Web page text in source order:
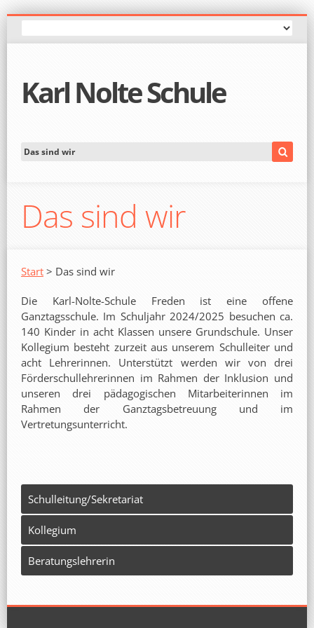
Karl Nolte Schule
Das sind wir
Start > Das sind wir
Die Karl-Nolte-Schule Freden ist eine offene
Ganztagsschule. Im Schuljahr 2024/2025 besuchen ca.
140 Kinder in acht Klassen unsere Grundschule. Unser
Kollegium besteht zurzeit aus unserem Schulleiter und
acht Lehrerinnen. Unterstützt werden wir von drei
Förderschullehrerinnen im Rahmen der Inklusion und
unseren drei pädagogischen Mitarbeiterinnen im
Rahmen der Ganztagsbetreuung und im
Vertretungsunterricht.
Schulleitung/Sekretariat
Kollegium
Beratungslehrerin